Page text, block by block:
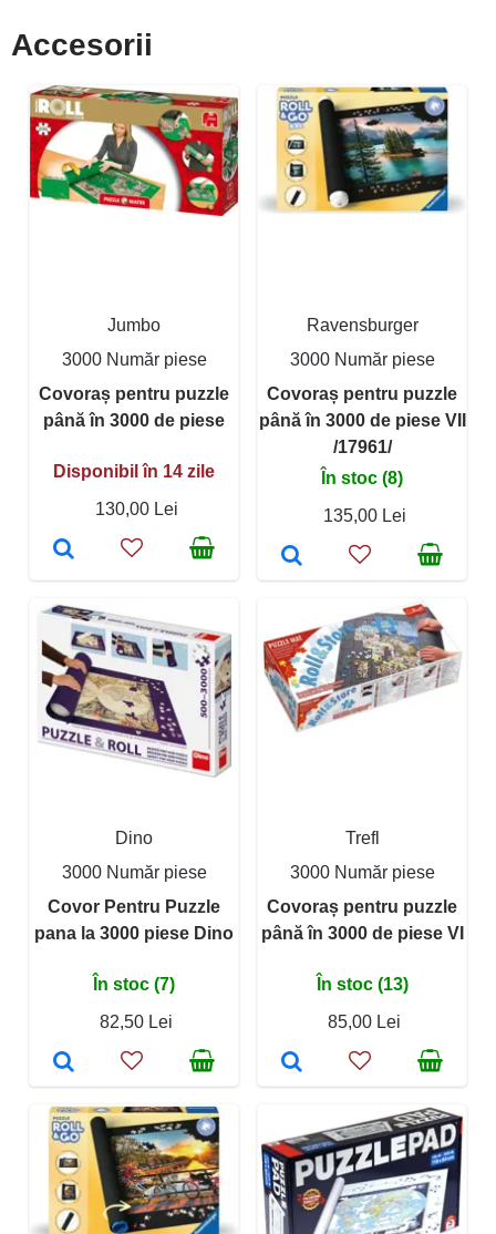
Accesorii
Jumbo
3000 Număr piese
Covoraș pentru puzzle
până în 3000 de piese
Disponibil în 14 zile
130,00 Lei
Ravensburger
3000 Număr piese
Covoraș pentru puzzle
până în 3000 de piese VII
/17961/
În stoc (8)
135,00 Lei
Dino
3000 Număr piese
Covor Pentru Puzzle
pana la 3000 piese Dino
În stoc (7)
82,50 Lei
Trefl
3000 Număr piese
Covoraș pentru puzzle
până în 3000 de piese VI
În stoc (13)
85,00 Lei